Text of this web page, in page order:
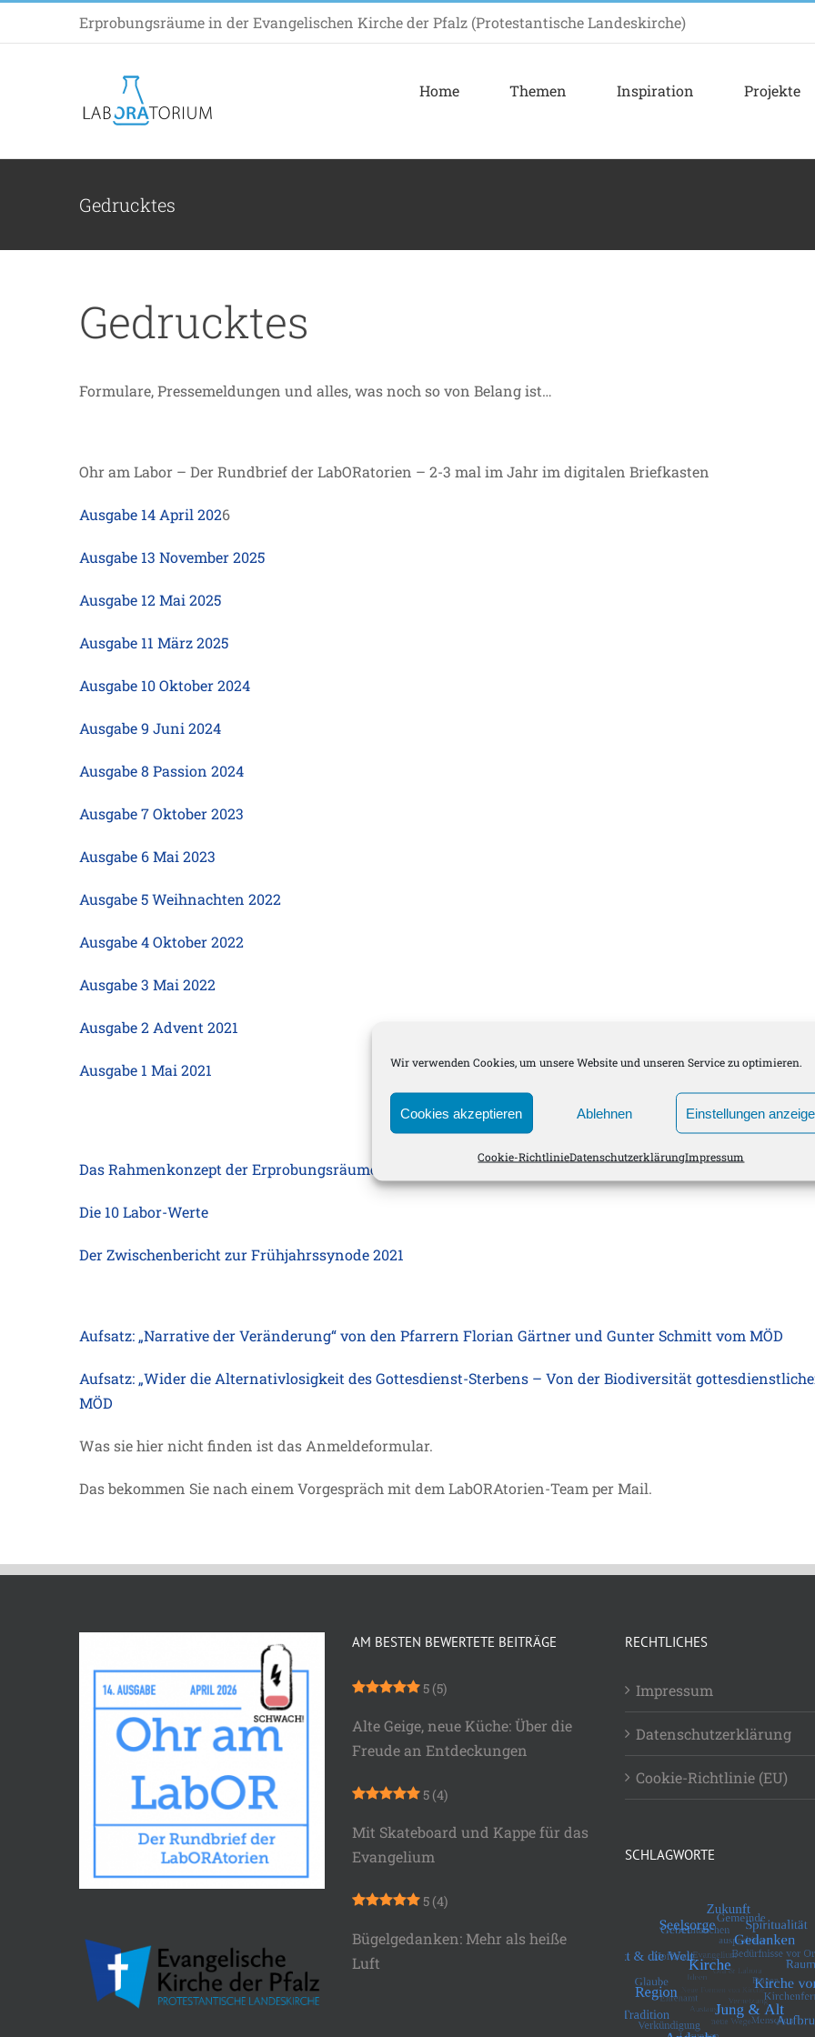
Wir verwenden Cookies, um unsere Website und unseren Service zu optimieren.
Cookies akzeptieren Ablehnen Einstellungen
Cookie-RichtlinieDatenschutzerklärungImpressum
Erprobungsräume in der Evangelischen Kirche der Pfalz (Protestantische Landeskirche)
Home Themen Inspiration Projekte
Gedrucktes
Gedrucktes
Formulare, Pressemeldungen und alles, was noch so von Belang ist…
Ohr am Labor – Der Rundbrief der LabORatorien – 2-3 mal im Jahr im digitalen Briefkasten
Ausgabe 14 April 2026
Ausgabe 13 November 2025
Ausgabe 12 Mai 2025
Ausgabe 11 März 2025
Ausgabe 10 Oktober 2024
Ausgabe 9 Juni 2024
Ausgabe 8 Passion 2024
Ausgabe 7 Oktober 2023
Ausgabe 6 Mai 2023
Ausgabe 5 Weihnachten 2022
Ausgabe 4 Oktober 2022
Ausgabe 3 Mai 2022
Ausgabe 2 Advent 2021
Ausgabe 1 Mai 2021
Das Rahmenkonzept der Erprobungsräume LabORAtorien
Die 10 Labor-Werte
Der Zwischenbericht zur Frühjahrssynode 2021
Aufsatz: „Narrative der Veränderung“ von den Pfarrern Florian Gärtner und Gunter Schmitt vom MÖD
Aufsatz: „Wider die Alternativlosigkeit des Gottesdienst-Sterbens – Von der Biodiversität
MÖD
Was sie hier nicht finden ist das Anmeldeformular.
Das bekommen Sie nach einem Vorgespräch mit dem LabORAtorien-Team per Mail.
AM BESTEN BEWERTETE BEITRÄGE
5 (5)
Alte Geige, neue Küche: Über die
Freude an Entdeckungen
5 (4)
Mit Skateboard und Kappe für das
Evangelium
5 (4)
Bügelgedanken: Mehr als heiße
Luft
RECHTLICHES
Impressum
Datenschutzerklärung
Cookie-Richtlinie (EU)
SCHLAGWORTE